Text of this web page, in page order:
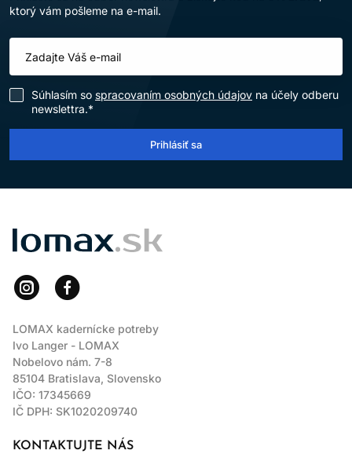
ktorý vám pošleme na e-mail.
Súhlasím so spracovaním osobných údajov na účely odberu
newslettra.*
Prihlásiť sa
LOMAX
LOMAX kadernícke potreby
Ivo Langer - LOMAX
Nobelovo nám. 7-8
85104 Bratislava, Slovensko
IČO: 17345669
IČ DPH: SK1020209740
KONTAKTUJTE NÁS